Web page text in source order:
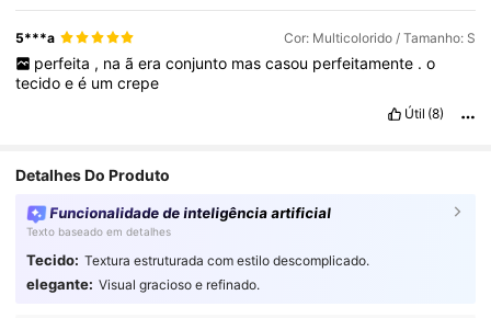
5***a Cor: Multicolorido / Tamanho: S
perfeita , na ã era conjunto mas casou perfeitamente . o
tecidoeé umcrepe
Útil (8)
Detalhes Do Produto
Funcionalidade de inteligência artificial
Texto baseado em detalhes
Tecido: Textura estruturada com estilo descomplicado.
elegante: Visual gracioso e refinado.